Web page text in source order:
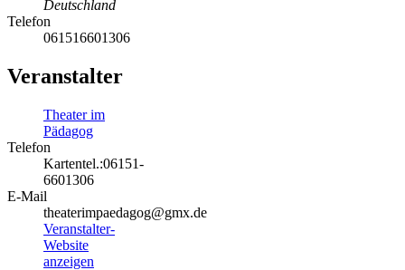
Deutschland
Telefon
061516601306
Veranstalter
Theater im
Pädagog
Telefon
Kartentel.:06151-
6601306
E-Mail
theaterimpaedagog@gmx.de
Veranstalter-
Website
anzeigen